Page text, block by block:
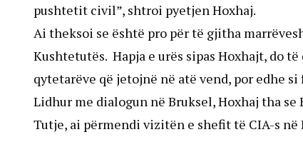
pushtetit civil”, shtroi pyetjen Hoxhaj.
Ai theksoi se është pro për të gjitha
Kushtetutës. Hapja e urës sipas Hoxhajt, do
qytetarëve që jetojnë në atë vend, por edhe
Lidhur me dialogun në Bruksel, Hoxhaj tha
Tutje, ai përmendi vizitën e shefit të CIA-s në